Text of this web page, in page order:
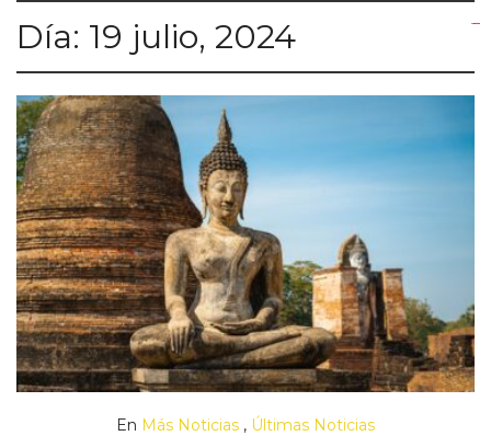
Día: 19 julio, 2024
En Más Noticias , Últimas Noticias